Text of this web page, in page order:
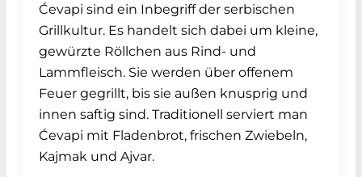
Ćevapi sind ein Inbegriff der serbischen
Grillkultur. Es handelt sich dabei um kleine,
gewürzte Röllchen aus Rind- und
Lammfleisch. Sie werden über offenem
Feuer gegrillt, bis sie außen knusprig und
innen saftig sind. Traditionell serviert man
Ćevapi mit Fladenbrot, frischen Zwiebeln,
Kajmak und Ajvar.